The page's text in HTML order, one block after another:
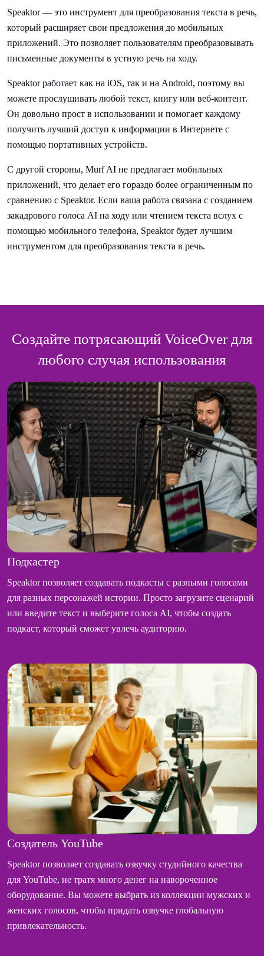
Speaktor — это инструмент для преобразования текста в речь,
который расширяет свои предложения до мобильных
приложений. Это позволяет пользователям преобразовывать
письменные документы в устную речь на ходу.
Speaktor работает как на iOS, так и на Android, поэтому вы
можете прослушивать любой текст, книгу или веб-контент.
Он довольно прост в использовании и помогает каждому
получить лучший доступ к информации в Интернете с
помощью портативных устройств.
С другой стороны, Murf AI не предлагает мобильных
приложений, что делает его гораздо более ограниченным по
сравнению с Speaktor. Если ваша работа связана с созданием
закадрового голоса AI на ходу или чтением текста вслух с
помощью мобильного телефона, Speaktor будет лучшим
инструментом для преобразования текста в речь.
Создайте потрясающий VoiceOver для
любого случая использования
Подкастер
Speaktor позволяет создавать подкасты с разными голосами
для разных персонажей истории. Просто загрузите сценарий
или введите текст и выберите голоса AI, чтобы создать
подкаст, который сможет увлечь аудиторию.
Создатель YouTube
Speaktor позволяет создавать озвучку студийного качества
для YouTube, не тратя много денег на навороченное
оборудование. Вы можете выбрать из коллекции мужских и
женских голосов, чтобы придать озвучке глобальную
привлекательность.